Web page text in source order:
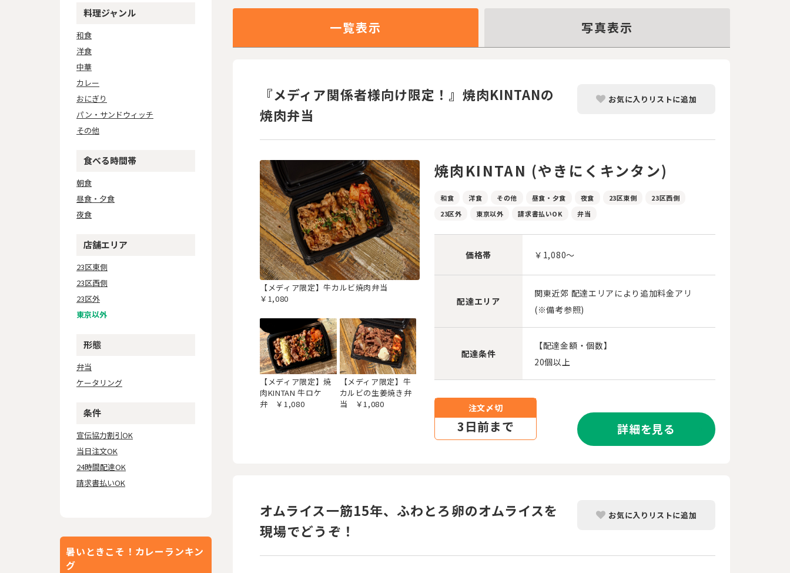
一覧表示 写真表示
『メディア関係者様向け限定！』焼肉KINTANの
焼肉弁当
お気に入りリストに追加
【メディア限定】牛カルビ焼肉弁当
￥1,080
【メディア限定】焼
肉KINTAN 牛ロケ
弁 ￥1,080
【メディア限定】牛
カルビの生姜焼き弁
当 ￥1,080
焼肉KINTAN (やきにくキンタン)
和食 洋食 その他 昼食・夕食 夜食 23区東側
23区西側
23区外
東京以外 請求書払いOK 弁当
価格帯 ￥1,080～
配達エリア
関東近郊 配達エリアにより追加料金アリ
(※備考参照)
配達条件
【配達金額・個数】
20個以上
注文〆切
3 日前まで 詳細を見る
オムライス一筋15年、ふわとろ卵のオムライスを
現場でどうぞ！
お気に入りリストに追加
料理ジャンル
和食
洋食
中華
カレー
おにぎり
パン・サンドウィッチ
その他
食べる時間帯
朝食
昼食・夕食
夜食
店舗エリア
23区東側
23区西側
23区外
東京以外
形態
弁当
ケータリング
条件
宣伝協力割引OK
当日注文OK
24時間配達OK
請求書払いOK
暑いときこそ！カレーランキン
グ